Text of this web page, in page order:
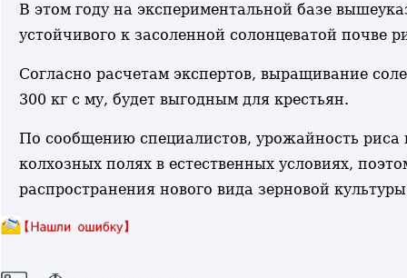
В этом году на экспериментальной базе
устойчивого к засоленной солонцеватой почве
Согласно расчетам экспертов, выращивание
300 кг с му, будет выгодным для крестьян.
По сообщению специалистов, урожайность риса
колхозных полях в естественных условиях,
распространения нового вида зерновой